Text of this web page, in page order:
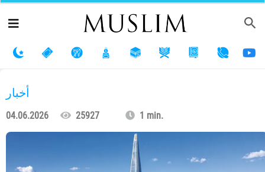
أخبار
04.06.2026 25927 1 min.